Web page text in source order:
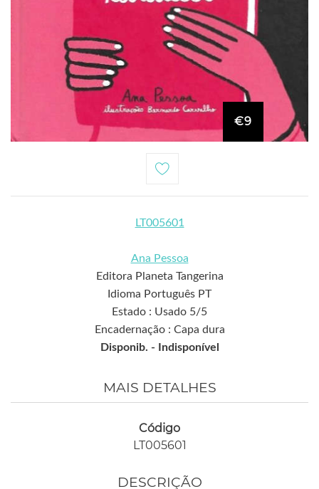
€9
LT005601
Ana Pessoa
Editora Planeta Tangerina
Idioma Português PT
Estado : Usado 5/5
Encadernação : Capa dura
Disponib. -
Indisponível
MAIS DETALHES
Código
LT005601
DESCRIÇÃO